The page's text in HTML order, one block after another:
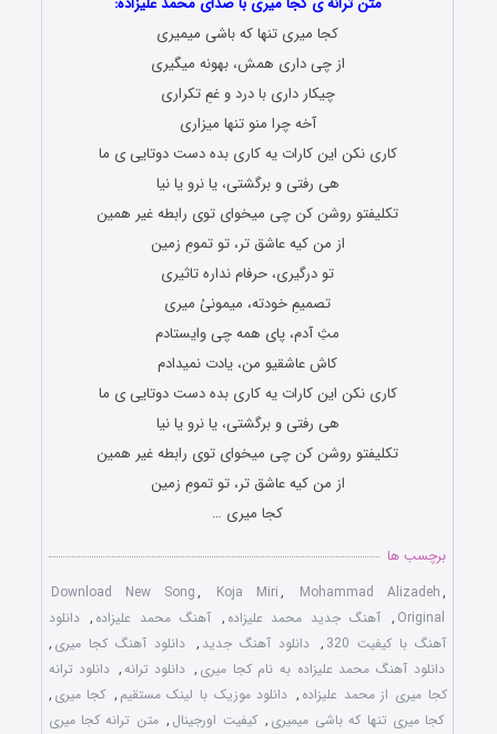
کجا میری تنها که باشی میمیری
از چی داری همش، بهونه میگیری
چیکار داری با درد و غمِ تکراری
آخه چرا منو تنها میزاری
کاری نکن این کارات یه کاری بده دست دوتایی ی ما
هی رفتی و برگشتی، یا نرو یا نیا
تکلیفتو روشن کن چی میخوای توی رابطه غیر همین
از من کیه عاشق تر، تو تمومِ زمین
تو درگیری، حرفام نداره تاثیری
تصمیمِ خودته، میمونیُ میری
مثِ آدم، پای همه چی وایستادم
کاش عاشقیو من، یادت نمیدادم
کاری نکن این کارات یه کاری بده دست دوتایی ی ما
هی رفتی و برگشتی، یا نرو یا نیا
تکلیفتو روشن کن چی میخوای توی رابطه غیر همین
از من کیه عاشق تر، تو تمومِ زمین
کجا میری …
برچسب ها
Download New Song, Koja Miri, Mohammad Alizadeh,
Original
, آهنگ جدید محمد علیزاده , آهنگ محمد علیزاده , دانلود
آهنگ با کیفیت 320
, دانلود آهنگ جدید , دانلود آهنگ کجا میری ,
دانلود آهنگ محمد علیزاده به نام کجا میری , دانلود ترانه, دانلود ترانه
کجا میری از محمد علیزاده , دانلود موزیک با لینک مستقیم , کجا میری ,
کجا میری تنها که باشی میمیری , کیفیت اورجینال , متن ترانه کجا میری